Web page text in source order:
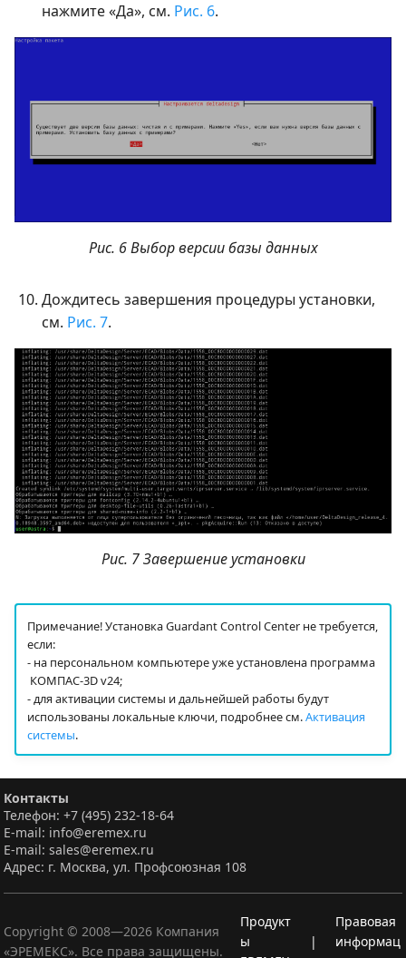
нажмите «Да», см. Рис. 6.
Рис. 6 Выбор версии базы данных
Дождитесь завершения процедуры установки,
см. Рис. 7.
Рис. 7 Завершение установки
Примечание! Установка Guardant Control Center не требуется,
если:
- на персональном компьютере уже установлена программа
КОМПАС-3D v24;
- для активации системы и дальнейшей работы будут
использованы локальные ключи, подробнее см.Активация
системы.
Контакты
Телефон: +7 (495) 232-18-64
E-mail: info@eremex.ru
E-mail: sales@eremex.ru
Адрес: г. Москва, ул. Профсоюзная 108
Copyright © 2008—2026 Компания
«ЭРЕМЕКС». Все права защищены.
Продукт
ы
|
Правовая
информац